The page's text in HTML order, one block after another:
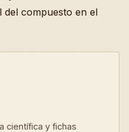
compuesto en el
científica y fichas